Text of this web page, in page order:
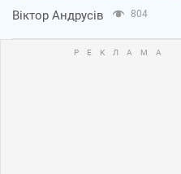
Віктор Андрусів 804